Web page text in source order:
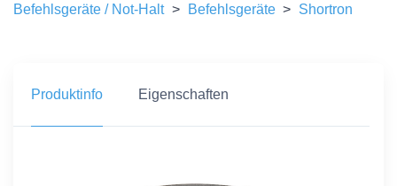
Befehlsgeräte / Not-Halt > Befehlsgeräte > Shortron
Produktinfo Eigenschaften